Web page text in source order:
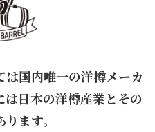
国内唯一の洋樽メーカ
日本の洋樽産業とその
ます。